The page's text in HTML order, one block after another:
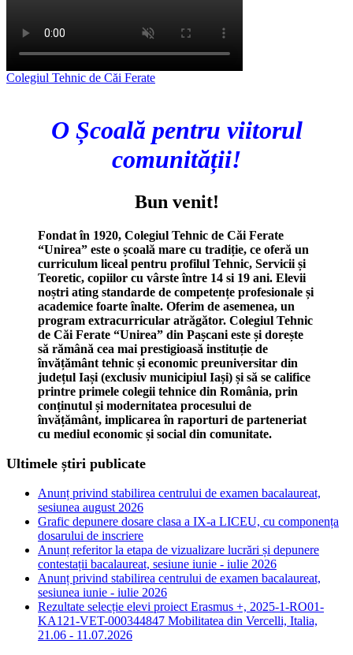
Colegiul Tehnic de Căi Ferate
O Școală pentru viitorul
comunității!
Bun venit!
Fondat în 1920, Colegiul Tehnic de Căi Ferate
“Unirea” este o școală mare cu tradiție, ce oferă un
curriculum liceal pentru profilul Tehnic, Servicii și
Teoretic, copiilor cu vârste între 14 si 19 ani. Elevii
noștri ating standarde de competențe profesionale și
academice foarte înalte. Oferim de asemenea, un
program extracurricular atrăgător. Colegiul Tehnic
de Căi Ferate “Unirea” din Pașcani este și dorește
să rămână cea mai prestigioasă instituție de
învățământ tehnic și economic preuniversitar din
județul Iași (exclusiv municipiul Iași) și să se califice
printre primele colegii tehnice din România, prin
conținutul și modernitatea procesului de
învățământ, implicarea în raporturi de parteneriat
cu mediul economic și social din comunitate.
Ultimele știri publicate
Anunț privind stabilirea centrului de examen bacalaureat,
sesiunea august 2026
Grafic depunere dosare clasa a IX-a LICEU, cu componența
dosarului de inscriere
Anunț referitor la etapa de vizualizare lucrări și depunere
contestații bacalaureat, sesiune iunie - iulie 2026
Anunț privind stabilirea centrului de examen bacalaureat,
sesiunea iunie - iulie 2026
Rezultate selecție elevi proiect Erasmus +, 2025-1-RO01-
KA121-VET-000344847 Mobilitatea din Vercelli, Italia,
21.06 - 11.07.2026